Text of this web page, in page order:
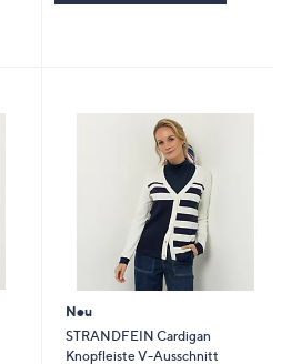
Neu
STRANDFEIN Cardigan
Knopfleiste V-Ausschnitt